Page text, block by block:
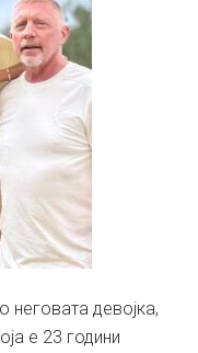
неговата девојка,
е 23 години